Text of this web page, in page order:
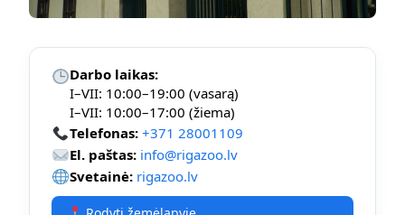
Darbo laikas:
I–VII: 10:00–19:00 (vasarą)
I–VII: 10:00–17:00 (žiema)
Telefonas: +371 28001109
El. paštas: info@rigazoo.lv
Svetainė: rigazoo.lv